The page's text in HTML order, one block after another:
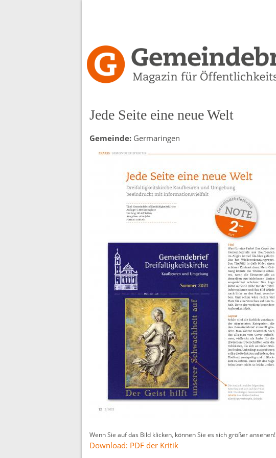
Gemeindebrief-
Kritiken
Jede Seite eine neue Welt
Gemeinde: Germaringen
Wenn Sie auf das Bild klicken, können Sie es sich größer ansehen!
Download: PDF der Kritik